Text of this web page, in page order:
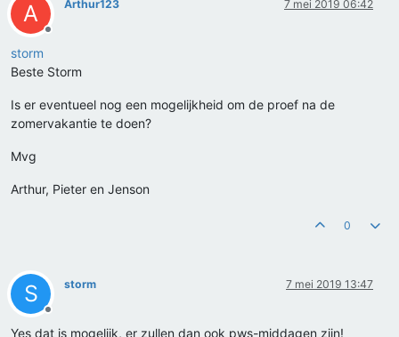
A
Offline
Arthur123 7 mei 2019 06:42
storm
Beste Storm
Is er eventueel nog een mogelijkheid om de proef na de
zomervakantie te doen?
Mvg
Arthur, Pieter en Jenson
0
S
Offline
storm 7 mei 2019 13:47
Yes dat is mogelijk, er zullen dan ook pws-middagen zijn!